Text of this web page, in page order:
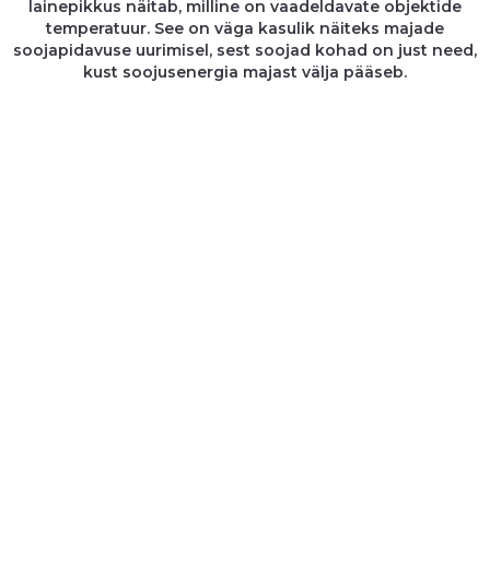
lainepikkus näitab, milline on vaadeldavate objektide
temperatuur. See on väga kasulik näiteks majade
soojapidavuse uurimisel, sest soojad kohad on just need,
kust soojusenergia majast välja pääseb.